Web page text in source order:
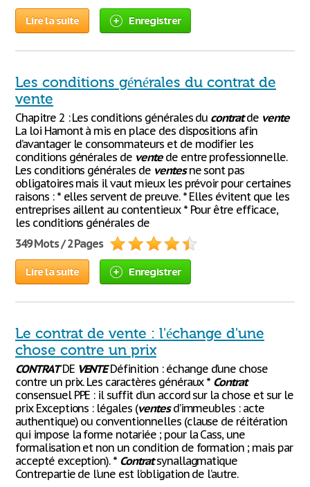
Lire la suite Enregistrer
Les conditions générales du contrat de
vente
Chapitre 2 : Les conditions générales du contratde vente
La loi Hamont à mis en place des dispositions afin
d’avantager le consommateurs et de modifier les
conditions générales de ventede entre professionnelle.
Les conditions générales de ventesne sont pas
obligatoires mais il vaut mieux les prévoir pour certaines
raisons : * elles servent de preuve. * Elles évitent que les
entreprises aillent au contentieux * Pour être efficace,
les conditions générales de
349 Mots / 2 Pages
Lire la suite Enregistrer
Le contrat de vente : l'échange d'une
chose contre un prix
CONTRATDE VENTEDéfinition : échange d’une chose
contre un prix. Les caractères généraux * Contrat
consensuel PPE : il suffit d’un accord sur la chose et sur le
prix Exceptions : légales (ventesd’immeubles : acte
authentique) ou conventionnelles (clause de réitération
qui impose la forme notariée ; pour la Cass, une
formalisation et non un condition de formation ; mais par
accepté exception). * Contratsynallagmatique
Contrepartie de l’une est l’obligation de l’autre.